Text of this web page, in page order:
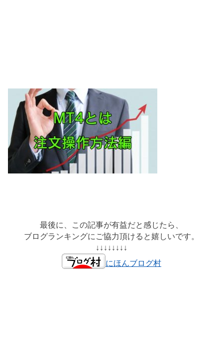
最後に、この記事が有益だと感じたら、
ブログランキングにご協力頂けると嬉しいです。
↓↓↓↓↓↓↓↓
にほんブログ村